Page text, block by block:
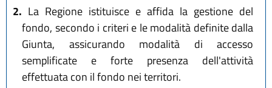
2. La Regione istituisce e affida la gestione del
fondo, secondo i criteri e le modalità definite dalla
Giunta, assicurando modalità di accesso
semplificate e forte presenza dell'attività
effettuata con il fondo nei territori.